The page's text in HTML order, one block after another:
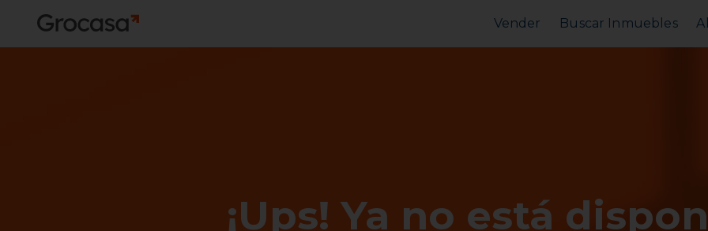
Vender Buscar Inmuebles
¡Ups! Ya no está